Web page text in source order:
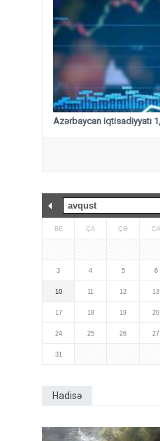
Azərbaycan iqtisadiyyatı
BE ÇA ÇƏ CA
3 4 5 6
10 11 12 13
17 18 19 20
24 25 26 27
31
Hadisə